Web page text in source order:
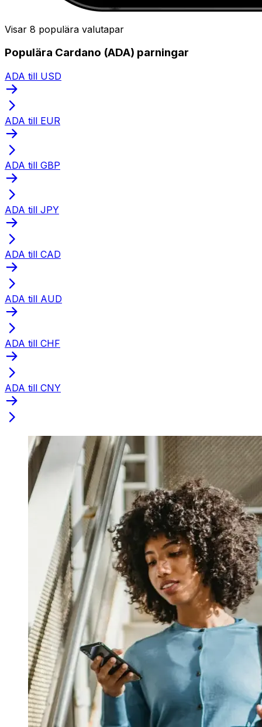
Visar 8 populära valutapar
Populära Cardano (ADA) parningar
ADA till USD
ADA till EUR
ADA till GBP
ADA till JPY
ADA till CAD
ADA till AUD
ADA till CHF
ADA till CNY